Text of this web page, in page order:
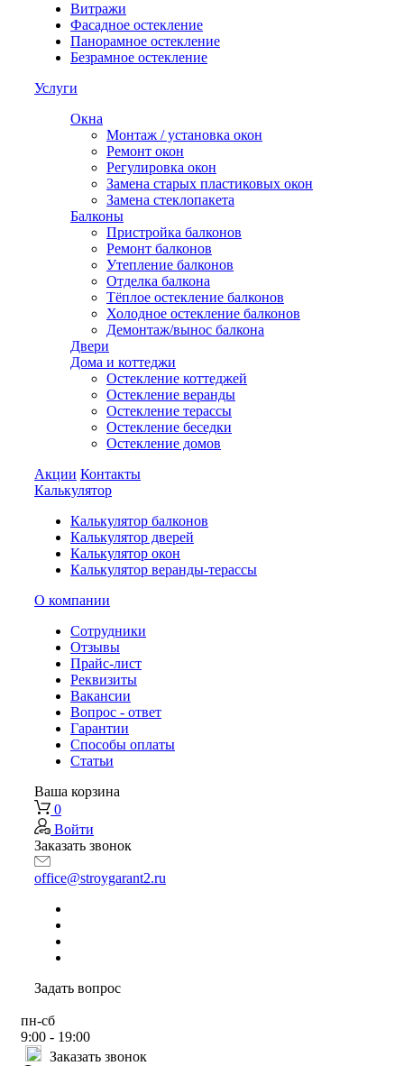
Витражи
Фасадное остекление
Панорамное остекление
Безрамное остекление
Услуги
Окна
Монтаж / установка окон
Ремонт окон
Регулировка окон
Замена старых пластиковых окон
Замена стеклопакета
Балконы
Пристройка балконов
Ремонт балконов
Утепление балконов
Отделка балкона
Тёплое остекление балконов
Холодное остекление балконов
Демонтаж/вынос балкона
Двери
Дома и коттеджи
Остекление коттеджей
Остекление веранды
Остекление терассы
Остекление беседки
Остекление домов
Акции Контакты
Калькулятор
Калькулятор балконов
Калькулятор дверей
Калькулятор окон
Калькулятор веранды-терассы
О компании
Сотрудники
Отзывы
Прайс-лист
Реквизиты
Вакансии
Вопрос - ответ
Гарантии
Способы оплаты
Статьи
Ваша корзина
0
Войти
Заказать звонок
office@stroygarant2.ru
Задать вопрос
пн-сб
9:00 - 19:00
Заказать звонок